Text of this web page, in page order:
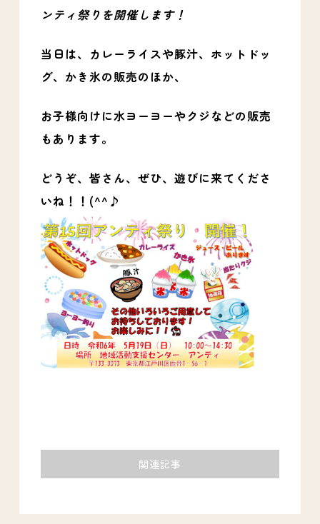
ンティ祭りを開催します！
当日は、カレーライスや豚汁、ホットドッ
グ、かき氷の販売のほか、
お子様向けに水ヨーヨーやクジなどの販売
もあります。
どうぞ、皆さん、ぜひ、遊びに来てくださ
いね！！(^^♪
関連記事